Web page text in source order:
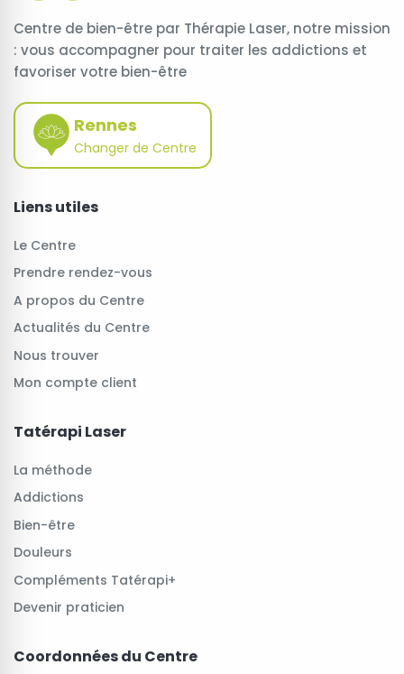
Centre de bien-être par Thérapie Laser, notre mission
: vous accompagner pour traiter les addictions et
favoriser votre bien-être
Rennes
Changer de Centre
Liens utiles
Le Centre
Prendre rendez-vous
A propos du Centre
Actualités du Centre
Nous trouver
Mon compte client
Tatérapi Laser
La méthode
Addictions
Bien-être
Douleurs
Compléments Tatérapi+
Devenir praticien
Coordonnées du Centre